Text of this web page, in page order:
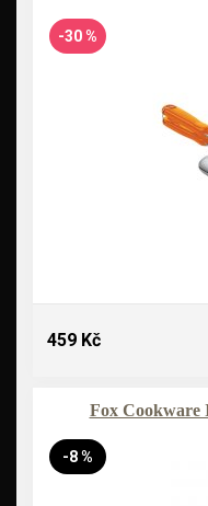
-30 %
459 Kč
Fox Cookware
-8 %